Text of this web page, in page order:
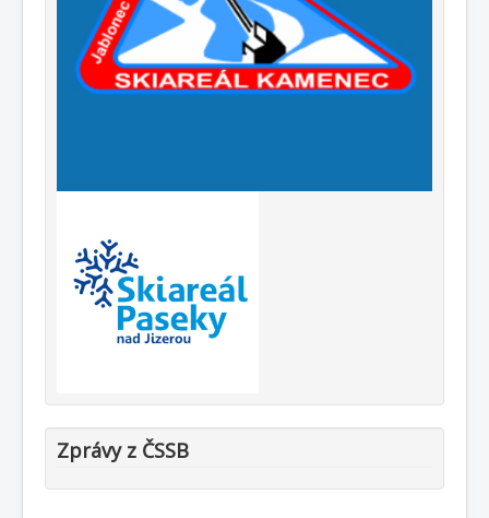
Zprávy z ČSSB